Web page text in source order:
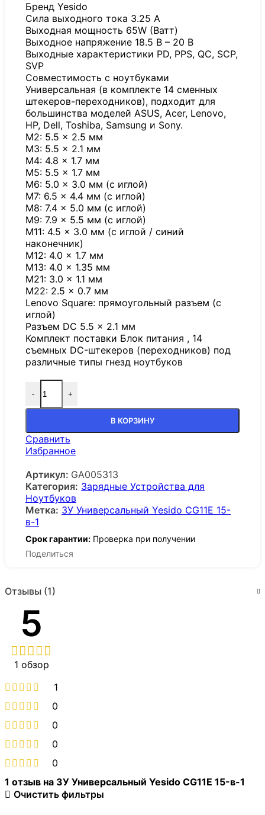
Бренд Yesido
Сила выходного тока 3.25 А
Выходная мощность 65W (Ватт)
Выходное напряжение 18.5 В – 20 В
Выходные характеристики PD, PPS, QC, SCP,
SVP
Совместимость с ноутбуками
Универсальная (в комплекте 14 сменных
штекеров-переходников), подходит для
большинства моделей ASUS, Acer, Lenovo,
HP, Dell, Toshiba, Samsung и Sony.
M2: 5.5 × 2.5 мм
M3: 5.5 × 2.1 мм
M4: 4.8 × 1.7 мм
M5: 5.5 × 1.7 мм
M6: 5.0 × 3.0 мм (с иглой)
M7: 6.5 × 4.4 мм (с иглой)
M8: 7.4 × 5.0 мм (с иглой)
M9: 7.9 × 5.5 мм (с иглой)
M11: 4.5 × 3.0 мм (с иглой / синий
наконечник)
M12: 4.0 × 1.7 мм
M13: 4.0 × 1.35 мм
M21: 3.0 × 1.1 мм
M22: 2.5 × 0.7 мм
Lenovo Square: прямоугольный разъем (с
иглой)
Разъем DC 5.5 × 2.1 мм
Комплект поставки Блок питания , 14
съемных DC-штекеров (переходников) под
различные типы гнезд ноутбуков
- +
В КОРЗИНУ
Сравнить
Избранное
Артикул: GA005313
Категория: Зарядные Устройства для
Ноутбуков
Метка: ЗУ Универсальный Yesido CG11E 15-
в-1
Срок гарантии: Проверка при получении
Поделиться
Отзывы (1)
5
1 обзор
1
0
0
0
0
1 отзыв на ЗУ Универсальный Yesido CG11E 15-в-1
Очистить фильтры